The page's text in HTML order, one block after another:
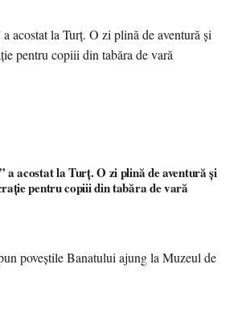
acostat la Turț. O zi plină de aventură și
pentru copiii din tabăra de vară